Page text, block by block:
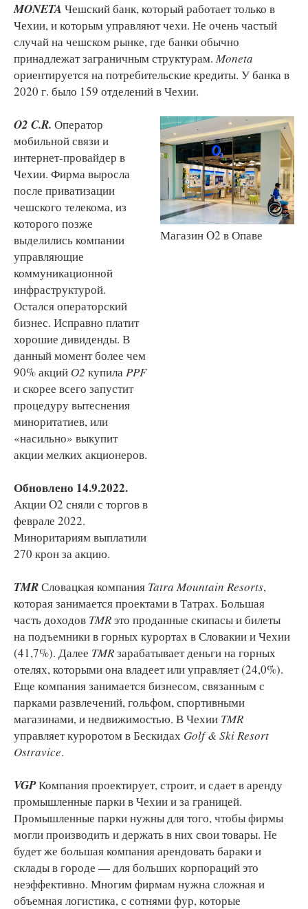
MONETA Чешский банк, который работает только в
Чехии, и которым управляют чехи. Не очень частый
случай на чешском рынке, где банки обычно
принадлежат заграничным структурам. Moneta
ориентируется на потребительские кредиты. У банка в
2020 г. было 159 отделений в Чехии.
O2 C.R. Оператор
мобильной связи и
интернет-провайдер в
Чехии. Фирма выросла
после приватизации
чешского телекома, из
которого позже
выделились компании
управляющие
коммуникационной
инфраструктурой.
Остался операторский
бизнес. Исправно платит
хорошие дивиденды. В
данный момент более чем
90% акций О2 купилаPPF
и скорее всего запустит
процедуру вытеснения
миноритатиев, или
«насильно» выкупит
акции мелких акционеров.
Обновлено 14.9.2022.
Акции O2 сняли с торгов в
феврале 2022.
Миноритариям выплатили
270 крон за акцию.
Магазин O2 в Опаве
TMRСловацкая компания Tatra Mountain Resorts,
которая занимается проектами в Татрах. Большая
часть доходов TMRэто проданные скипасы и билеты
на подъемники в горных курортах в Словакии и Чехии
(41,7%). Далее TMRзарабатывает деньги на горных
отелях, которыми она владеет или управляет (24,0%).
Еще компания занимается бизнесом, связанным с
парками развлечений, гольфом, спортивными
магазинами, и недвижимостью. В Чехии TMR
управляет куроротом в Бескидах Golf & Ski Resort
Ostravice.
VGPКомпания проектирует, строит, и сдает в аренду
промышленные парки в Чехии и за границей.
Промышленные парки нужны для того, чтобы фирмы
могли производить и держать в них свои товары. Не
будет же большая компания арендовать бараки и
склады в городе — для больших корпораций это
неэффективно. Многим фирмам нужна сложная и
объемная логистика, с сотнями фур, которые